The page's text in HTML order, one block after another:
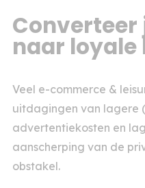
Converteer
naar loyale
Veel e-commerce &
uitdagingen van lagere
advertentiekosten en
aanscherping van de
obstakel.